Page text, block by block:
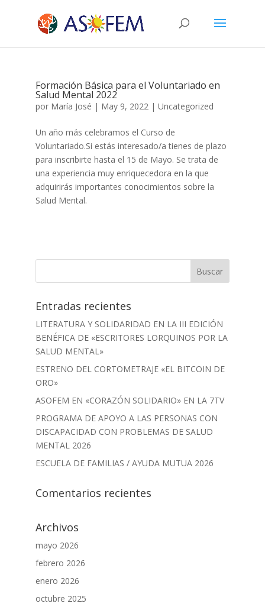
Formación Básica para el Voluntariado en
Salud Mental 2022
por María José | May 9, 2022| Uncategorized
Un año más celebramos el Curso de
Voluntariado.Si estás interesado/a tienes de plazo
para inscribirte hasta el 15 de Mayo. Se trata de
una experiencia muy enriquecedora en la que
adquirirás importantes conocimientos sobre la
Salud Mental.
Entradas recientes
LITERATURA Y SOLIDARIDAD EN LA III EDICIÓN
BENÉFICA DE «ESCRITORES LORQUINOS POR LA
SALUD MENTAL»
ESTRENO DEL CORTOMETRAJE «EL BITCOIN DE
ORO»
ASOFEM EN «CORAZÓN SOLIDARIO» EN LA 7TV
PROGRAMA DE APOYO A LAS PERSONAS CON
DISCAPACIDAD CON PROBLEMAS DE SALUD
MENTAL 2026
ESCUELA DE FAMILIAS / AYUDA MUTUA 2026
Comentarios recientes
Archivos
mayo 2026
febrero 2026
enero 2026
octubre 2025